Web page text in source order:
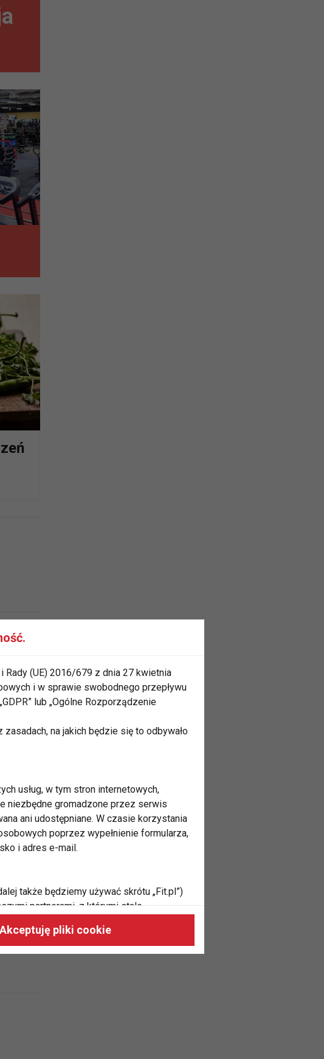
(UE) 2016/679 z dnia 27 kwietnia
i w sprawie swobodnego przepływu
lub „Ogólne Rozporządzenie
na jakich będzie się to odbywało
usług, w tym stron internetowych,
niezbędne gromadzone przez serwis
ani udostępniane. W czasie korzystania
poprzez wypełnienie formularza,
i adres e-mail.
także będziemy używać skrótu „Fit.pl”)
partnerami, z którymi stale
czy nadużycia,
maksymalnie odpowiadać Twoim
Akceptuję pliki cookie